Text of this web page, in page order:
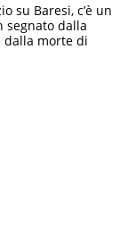
su Baresi, c’è un
segnato dalla
morte di